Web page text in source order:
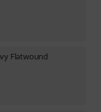
Flatwound